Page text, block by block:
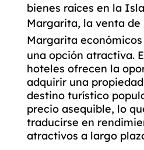
bienes raíces en la
Margarita, la venta de
Margarita económicos
una opción atractiva.
hoteles ofrecen la
adquirir una
destino turístico
precio asequible, lo
traducirse en
atractivos a largo